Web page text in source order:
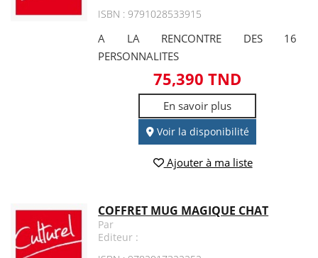
ISBN : 9791028533915
A LA RENCONTRE DES 16
PERSONNALITES
75,390 TND
En savoir plus
Voir la disponibilité
Ajouter à ma liste
COFFRET MUG MAGIQUE CHAT
Par
Editeur :